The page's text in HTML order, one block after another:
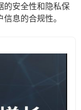
的安全性和隐私保
息的合规性。